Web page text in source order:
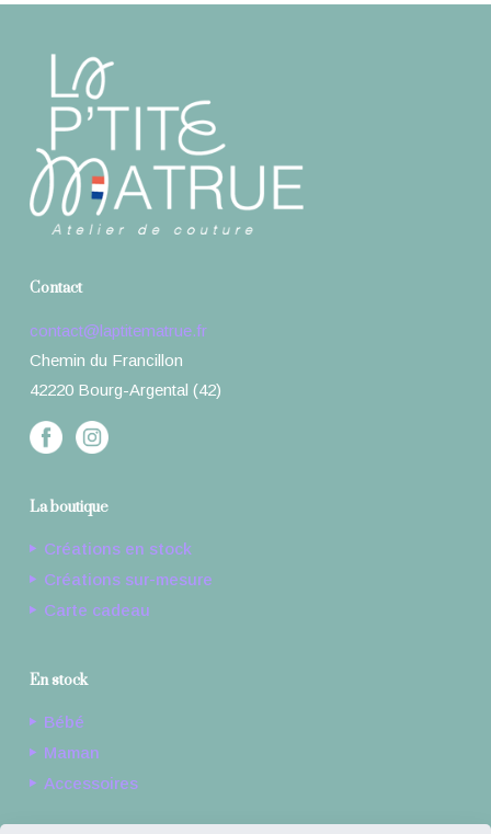
Contact
contact@laptitematrue.fr
Chemin du Francillon
42220 Bourg-Argental (42)
La boutique
Créations en stock
Créations sur-mesure
Carte cadeau
En stock
Bébé
Maman
Accessoires